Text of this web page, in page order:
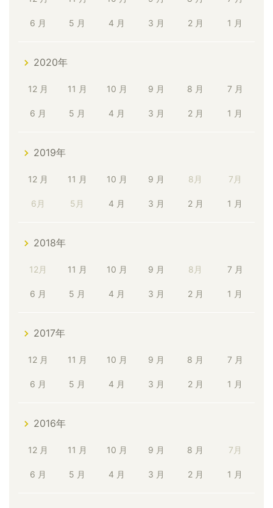
6 月 5 月 4 月 3 月 2 月 1 月
2020年
12 月 11 月 10 月 9 月 8 月 7 月
6 月 5 月 4 月 3 月 2 月 1 月
2019年
12 月 11 月 10 月 9 月 8月 7月
6月 5月 4 月 3 月 2 月 1 月
2018年
12月 11 月 10 月 9 月 8月 7 月
6 月 5 月 4 月 3 月 2 月 1 月
2017年
12 月 11 月 10 月 9 月 8 月 7 月
6 月 5 月 4 月 3 月 2 月 1 月
2016年
12 月 11 月 10 月 9 月 8 月 7月
6 月 5 月 4 月 3 月 2 月 1 月